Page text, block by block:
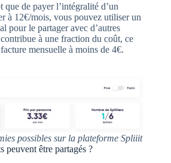
que de payer l’intégralité d’un
à 12€/mois, vous pouvez utiliser un
pour le partager avec d’autres
à une fraction du coût, ce
mensuelle à moins de 4€.
possibles sur la plateforme Spliiit
peuvent être partagés ?